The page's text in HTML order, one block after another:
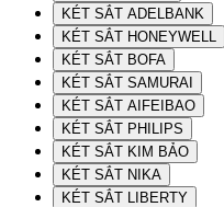
KÉT SẮT ADELBANK
KÉT SẮT HONEYWELL
KÉT SẮT BOFA
KÉT SẮT SAMURAI
KÉT SẮT AIFEIBAO
KÉT SẮT PHILIPS
KÉT SẮT KIM BẢO
KÉT SẮT NIKA
KÉT SẮT LIBERTY